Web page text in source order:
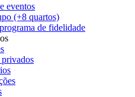
eventos
(+8 quartos)
de fidelidade